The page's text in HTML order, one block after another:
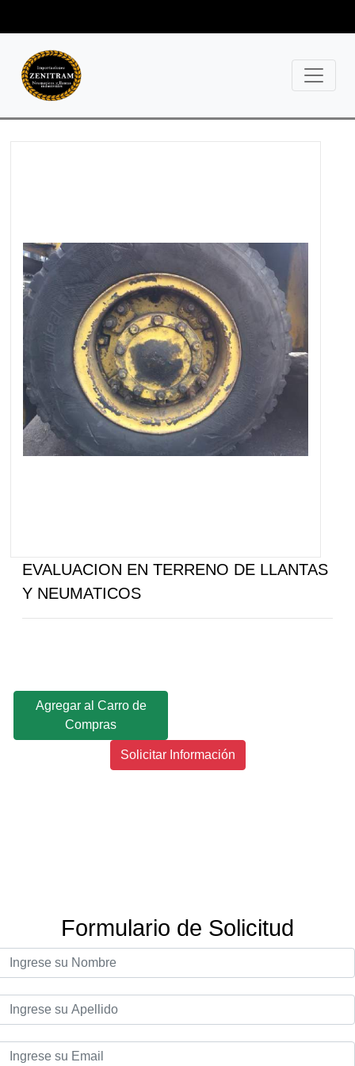
EVALUACION EN TERRENO DE LLANTAS
Y NEUMATICOS
Agregar al Carro de
Compras
Solicitar Información
Formulario de Solicitud